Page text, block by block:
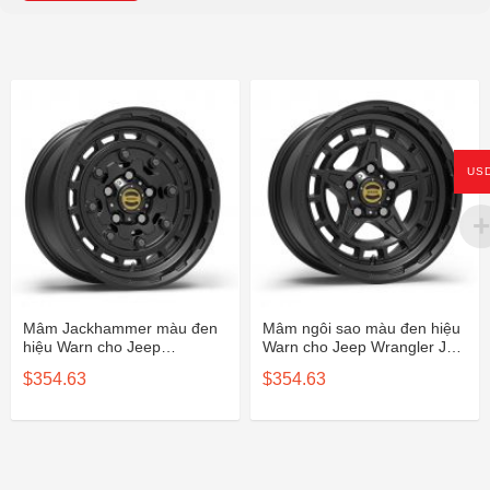
Mâm Jackhammer màu đen
hiệu Warn cho Jeep
$354.63
Mâm ngôi sao màu đen hiệu
Warn cho Jeep Wrangler JL,
106687
$354.63